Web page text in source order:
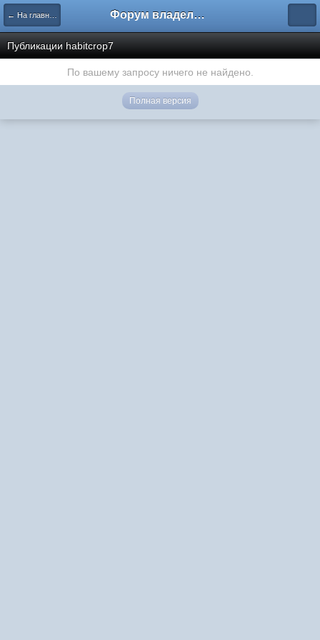
← На главную Форум владельцев интернет-магазинов
Публикации habitcrop7
По вашему запросу ничего не найдено.
Полная версия